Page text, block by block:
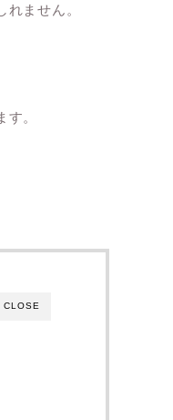
ません。
。
CLOSE